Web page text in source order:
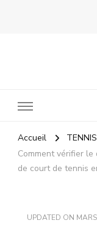
Accueil
TENNIS
Comment vérifier
de court de tennis
UPDATED ON